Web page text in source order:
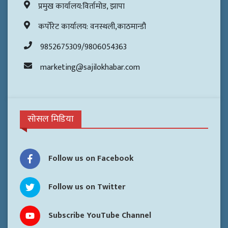
प्रमुख कार्यालय:विर्तामोड, झापा
कर्पोरेट कार्यालय: वनस्थली,काठमान्डौ
9852675309/9806054363
marketing@sajilokhabar.com
सोसल मिडिया
Follow us on Facebook
Follow us on Twitter
Subscribe YouTube Channel